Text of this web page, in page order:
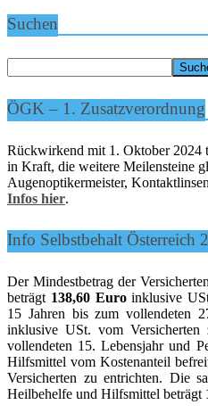
Suchen
ÖGK – 1. Zusatzverordnung
Rückwirkend mit 1. Oktober 2024
in Kraft, die weitere Meilensteine
Augenoptikermeister,
Infos hier.
Info Selbstbehalt Österreich
Der Mindestbetrag der
beträgt 138,60 Euroinklusive
15 Jahren bis zum vollendeten
inklusive USt. vom
vollendeten 15. Lebensjahr und
Hilfsmittel vom Kostenanteil
Versicherten zu entrichten. Die
Heilbehelfe und Hilfsmittel beträgt